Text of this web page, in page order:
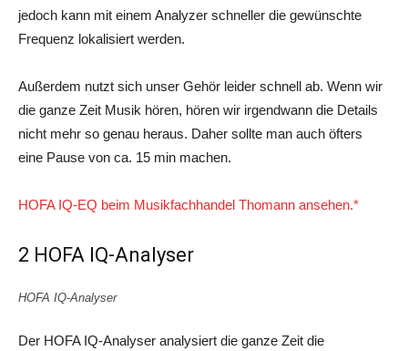
jedoch kann mit einem Analyzer schneller die gewünschte
Frequenz lokalisiert werden.
Außerdem nutzt sich unser Gehör leider schnell ab. Wenn wir
die ganze Zeit Musik hören, hören wir irgendwann die Details
nicht mehr so genau heraus. Daher sollte man auch öfters
eine Pause von ca. 15 min machen.
HOFA IQ-EQ beim Musikfachhandel Thomann ansehen.*
2 HOFA IQ-Analyser
HOFA IQ-Analyser
Der HOFA IQ-Analyser analysiert die ganze Zeit die